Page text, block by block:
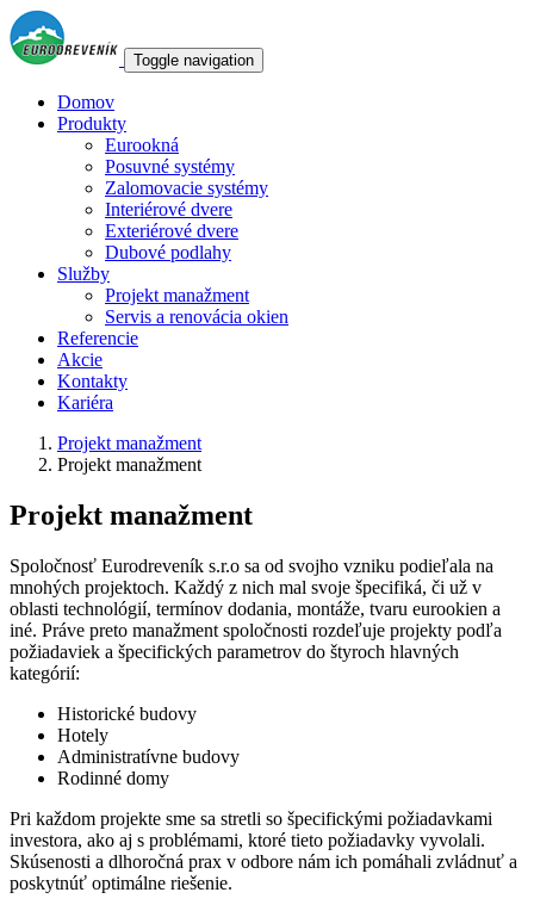
Skočiť na hlavný obsah
Toggle navigation
Domov
Produkty
Eurookná
Posuvné systémy
Zalomovacie systémy
Interiérové dvere
Exteriérové dvere
Dubové podlahy
Služby
Projekt manažment
Servis a renovácia okien
Referencie
Akcie
Kontakty
Kariéra
Projekt manažment
Projekt manažment
Projekt manažment
Spoločnosť Eurodreveník s.r.o sa od svojho vzniku podieľala na
mnohých projektoch. Každý z nich mal svoje špecifiká, či už v
oblasti technológií, termínov dodania, montáže, tvaru eurookien a
iné. Práve preto manažment spoločnosti rozdeľuje projekty podľa
požiadaviek a špecifických parametrov do štyroch hlavných
kategórií:
Historické budovy
Hotely
Administratívne budovy
Rodinné domy
Pri každom projekte sme sa stretli so špecifickými požiadavkami
investora, ako aj s problémami, ktoré tieto požiadavky vyvolali.
Skúsenosti a dlhoročná prax v odbore nám ich pomáhali zvládnuť a
poskytnúť optimálne riešenie.